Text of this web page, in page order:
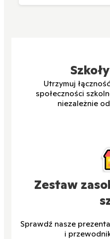
Utrzymuj
społeczności
niezależnie
Zestaw
Sprawdź nasze
i